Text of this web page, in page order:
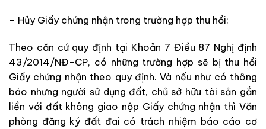
– Hủy Giấy chứng nhận trong trường hợp thu hồi:
Theo căn cứ quy định tại Khoản 7 Điều 87 Nghị định
43/2014/NĐ-CP, có những trường hợp sẽ bị thu hồi
Giấy chứng nhận theo quy định. Và nếu như có thông
báo nhưng người sử dụng đất, chủ sở hữu tài sản gắn
liền với đất không giao nộp Giấy chứng nhận thì Văn
phòng đăng ký đất đai có trách nhiệm báo cáo cơ